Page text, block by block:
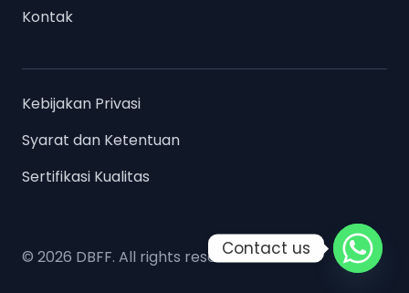
Kontak
Kebijakan Privasi
Syarat dan Ketentuan
Sertifikasi Kualitas
© 2026 DBFF. All rights reserved.Contact us